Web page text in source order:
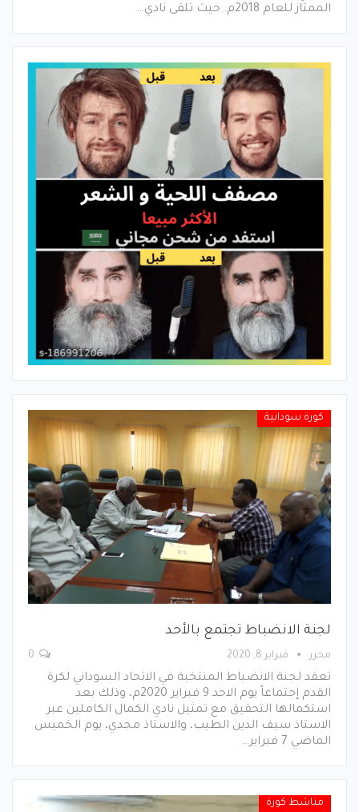
الممتاز للعام 2018م. حيث تلقى نادي…
كورة سودانية
لجنة الانضباط تجتمع بالأحد
محرر فبراير 8, 2020
تعقد لجنة الانضباط المنتخبة في الاتحاد السوداني لكرة
القدم إجتماعاً يوم الاحد 9 فبراير 2020م، وذلك بعد
استكمالها التحقيق مع تمثيل نادي الكمال الكاملين عبر
الاستاذ سيف الدين الطيب، والاستاذ مجدي، يوم الخميس
الماضي 7 فبراير…
مناشط كورة